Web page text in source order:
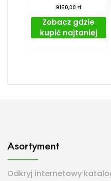
9150,00 zł
Zobacz gdzie
kupić najtaniej
Asortyment
Odkryj internetowy